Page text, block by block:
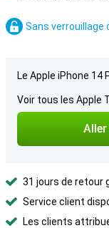
Sans verrouillage
Le Apple iPhone 14
Voir tous les Apple
31 jours de retour
Service client
Les clients